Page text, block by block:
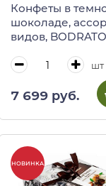
Конфеты в
шоколаде,
видов, BODRATO
(черная жест/
шт
7 699 руб.
НОВИНКА